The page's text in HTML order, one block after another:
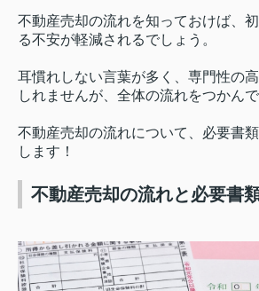
不動産売却の流れを知っておけば、
る不安が軽減されるでしょう。
耳慣れしない言葉が多く、専門性の
しれませんが、全体の流れをつかん
不動産売却の流れについて、必要書
します！
不動産売却の流れと必要書